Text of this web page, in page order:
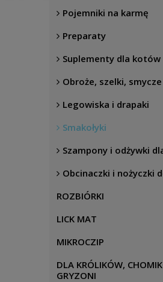
Pojemniki na karmę
Preparaty
Suplementy dla kotów
Obroże, szelki,
Legowiska i drapaki
Smakołyki
Szampony i odżywki
Obcinaczki i nożyczki
ROZBIÓRKI
LICK MAT
MIKROCZIP
DLA KRÓLIKÓW,
GRYZONI